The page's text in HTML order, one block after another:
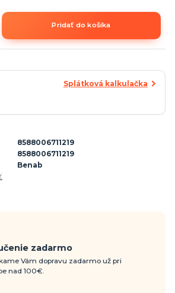
Pridať do košíka
Splátková kalkulačka
8588006711219
8588006711219
Benab
zadarmo
Vám dopravu zadarmo už pri
nad 100€.